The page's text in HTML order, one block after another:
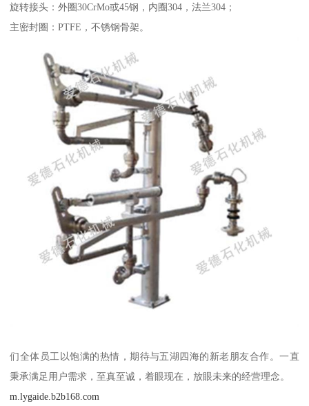
旋转接头：外圈30CrMo或45钢，内圈304，法兰304；
主密封圈：PTFE，不锈钢骨架。
们全体员工以饱满的热情，期待与五湖四海的新老朋友合作。一直
秉承满足用户需求，至真至诚，着眼现在，放眼未来的经营理念。
m.lygaide.b2b168.com